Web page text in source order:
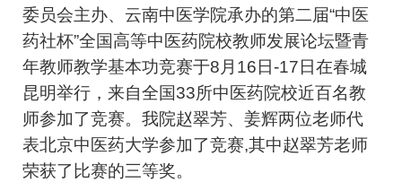
委员会主办、云南中医学院承办的第二届“中医
药社杯”全国高等中医药院校教师发展论坛暨青
年教师教学基本功竞赛于8月16日-17日在春城
昆明举行，来自全国33所中医药院校近百名教
师参加了竞赛。我院赵翠芳、 姜辉两位老师代
表北京中医药大学参加了竞赛,其中赵翠芳老师
荣获了比赛的三等奖。